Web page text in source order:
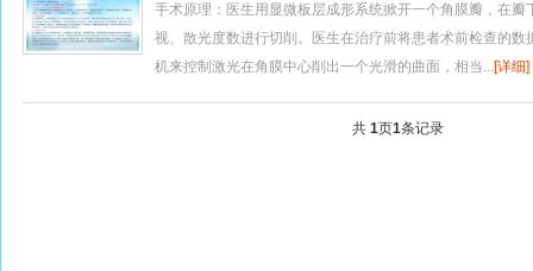
手术原理：医生用显微板层成形系统掀开一个角膜瓣，在
视、散光度数进行切削。医生在治疗前将患者术前检查的
机来控制激光在角膜中心削出一个光滑的曲面，相当...[详细]
共 1页1条记录